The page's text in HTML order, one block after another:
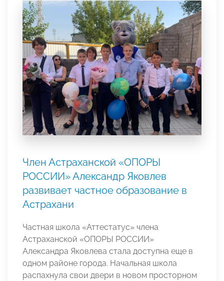
Член Астраханской «ОПОРЫ
РОССИИ» Александр Яковлев
развивает частное образование в
Астрахани
Частная школа «Аттестатус» члена
Астраханской «ОПОРЫ РОССИИ»
Александра Яковлева стала доступна еще в
одном районе города. Начальная школа
распахнула свои двери в новом просторном